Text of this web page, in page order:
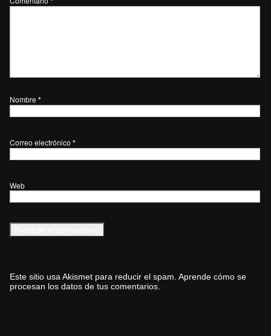
Nombre *
Correo electrónico *
Web
Este sitio usa Akismet para reducir el spam. Aprende cómo se
procesan los datos de tus comentarios.